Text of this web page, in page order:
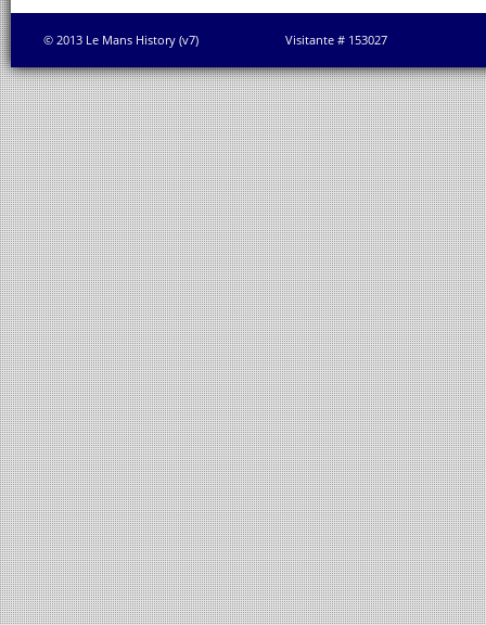
© 2013 Le Mans History (v7) Visitante # 153027